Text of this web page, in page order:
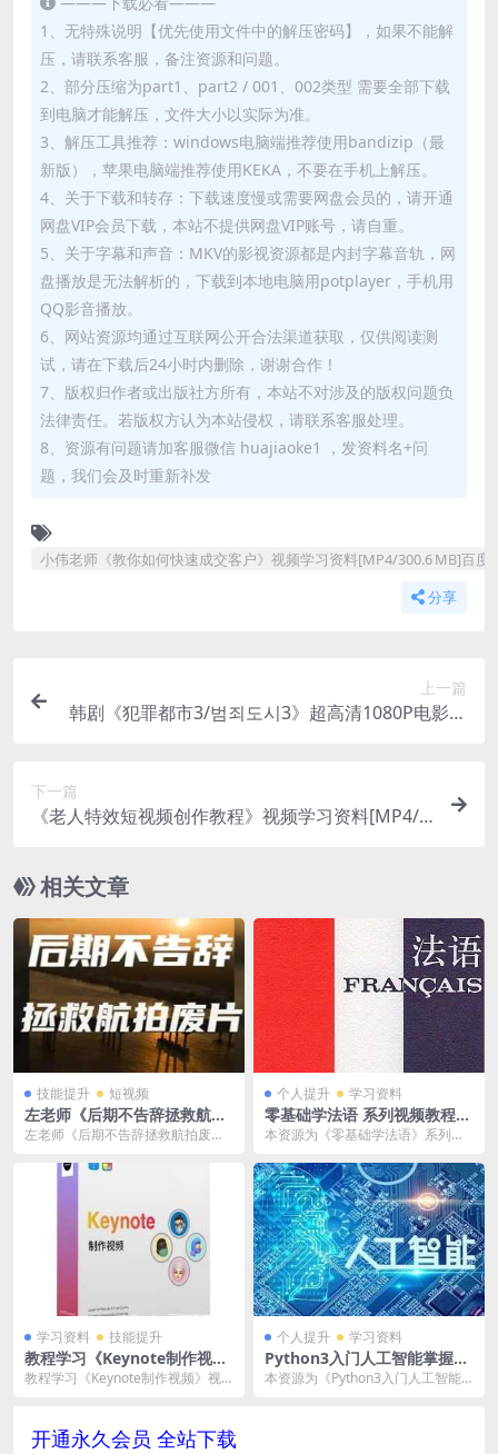
1、无特殊说明【优先使用文件中的解压密码】，如果不能解
压，请联系客服，备注资源和问题。
2、部分压缩为part1、part2 / 001、002类型 需要全部下载
到电脑才能解压，文件大小以实际为准。
3、解压工具推荐：windows电脑端推荐使用bandizip（最
新版），苹果电脑端推荐使用KEKA，不要在手机上解压。
4、关于下载和转存：下载速度慢或需要网盘会员的，请开通
网盘VIP会员下载，本站不提供网盘VIP账号，请自重。
5、关于字幕和声音：MKV的影视资源都是内封字幕音轨，网
盘播放是无法解析的，下载到本地电脑用potplayer，手机用
QQ影音播放。
6、网站资源均通过互联网公开合法渠道获取，仅供阅读测
试，请在下载后24小时内删除，谢谢合作！
7、版权归作者或出版社方所有，本站不对涉及的版权问题负
法律责任。若版权方认为本站侵权，请联系客服处理。
8、资源有问题请加客服微信 huajiaoke1 ，发资料名+问
题，我们会及时重新补发
小伟老师《教你如何快速成交客户》视频学习资料[MP4/300.6 MB]百度
分享
上一篇
韩剧《犯罪都市3/범죄도시3》超高清1080P电影视
下一篇
《老人特效短视频创作教程》视频学习资料[MP4/1.
相关文章
技能提升 短视频
左老师《后期不告辞拯救航拍
废片》视频学习资料[MP4/91
左老师《后期不告辞拯救航拍废
百度云网...
个人提升 学习资料
零基础学法语 系列视频教程合
集百度云网盘下载[MP4/MP
本资源为《零基础学法语》系列视
P3/3.36...
学习资料 技能提升
教程学习《Keynote制作视
频》视频学习资料[MP4/5.19
教程学习《Keynote制作视频》视
个人提升 学习资料
Python3入门人工智能掌握机
器学习+深度学习提升实战能
本资源为《Python3入门人工智能
开通永久会员 全站下载